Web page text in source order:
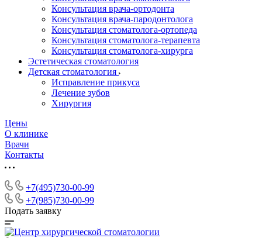
Консультация врача-ортодонта
Консультация врача-пародонтолога
Консультация стоматолога-ортопеда
Консультация стоматолога-терапевта
Консультация стоматолога-хирурга
Эстетическая стоматология
Детская стоматология
Исправление прикуса
Лечение зубов
Хирургия
Цены
О клинике
Врачи
Контакты
+7(495)730-00-99
+7(985)730-00-99
Подать заявку